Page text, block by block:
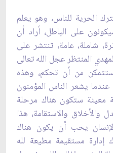
الحرية للناس، وهو يعلم
على الباطل، أراد أن
شاملة، عامة، تنتشر على
المنتظر عجل الله تعالى
من أن تحكم، وهذه
يشعر الناس المؤمنون
معينة ستكون هناك مرحلة
والأخلاق والاستقامة، هذا
يحب أن يكون هناك
مستقيمة مطيعة لله